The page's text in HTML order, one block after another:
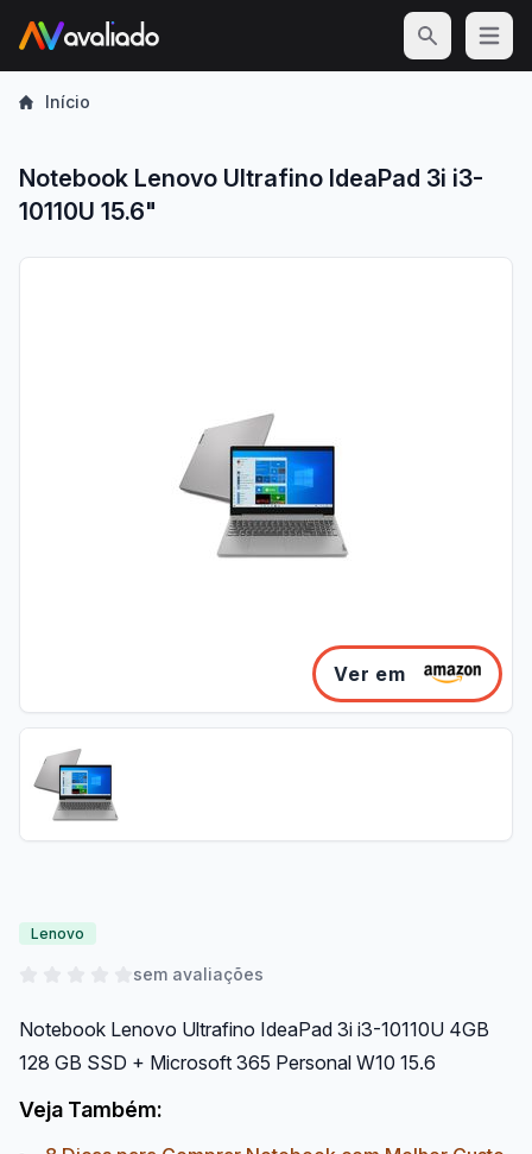
Open
Início
Notebook Lenovo Ultrafino IdeaPad 3i i3-
10110U 15.6"
Ver em
Lenovo
sem avaliações
Notebook Lenovo Ultrafino IdeaPad 3i i3-10110U 4GB
128 GB SSD + Microsoft 365 Personal W10 15.6
Veja Também: